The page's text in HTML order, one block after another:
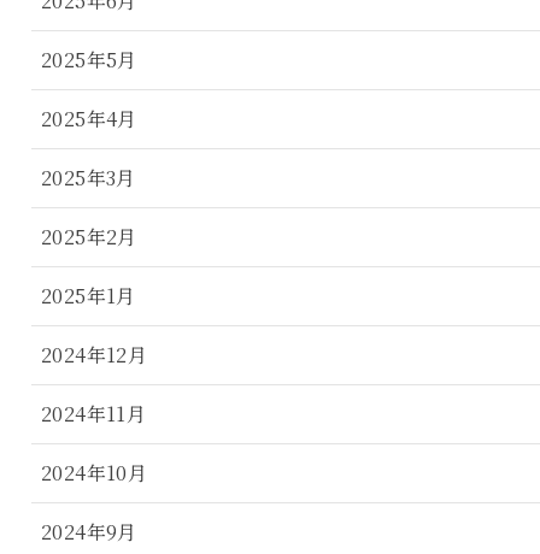
2025年5月
2025年4月
2025年3月
2025年2月
2025年1月
2024年12月
2024年11月
2024年10月
2024年9月